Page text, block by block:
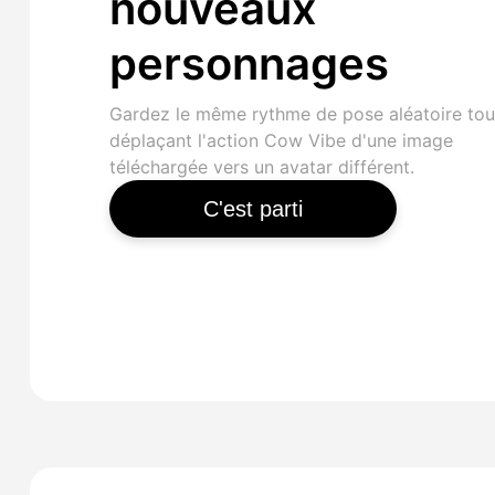
personnages
Gardez le même rythme de pose aléatoire
déplaçant l'action Cow Vibe d'une image
téléchargée vers un avatar différent.
C'est parti